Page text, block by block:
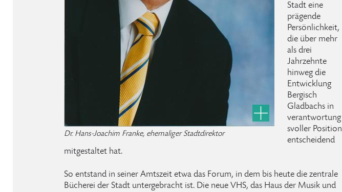
Dr. Hans-Joachim Franke, ehemaliger Stadtdirektor
Stadt eine
prägende
Persönlichkeit,
die über mehr
als drei
Jahrzehnte
hinweg die
Entwicklung
Bergisch
Gladbachs in
verantwortung
svoller Position
entscheidend
mitgestaltet hat.
So entstand in seiner Amtszeit etwa das Forum, in dem bis heute die zentrale
Bücherei der Stadt untergebracht ist. Die neue VHS, das Haus der Musik und